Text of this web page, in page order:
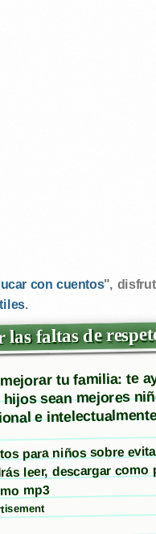
con cuentos",
.
faltas de
tu familia: te
sean mejores
e
para niños sobre
leer, descargar como
mp3